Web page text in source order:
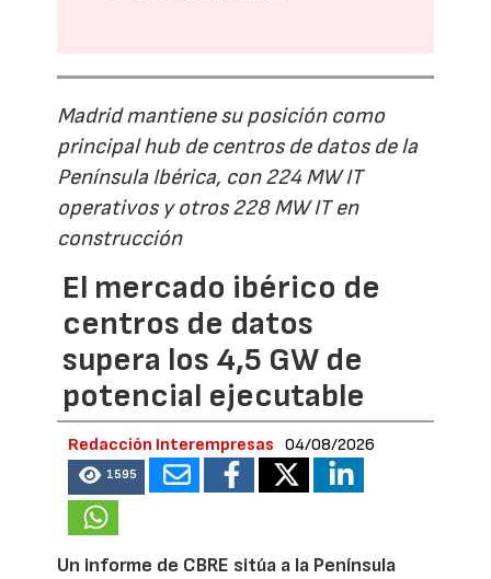
Madrid mantiene su posición como
principal hub de centros de datos de la
Península Ibérica, con 224 MW IT
operativos y otros 228 MW IT en
construcción
El mercado ibérico de
centros de datos
supera los 4,5 GW de
potencial ejecutable
Redacción Interempresas 04/08/2026
1595
Un informe de CBRE sitúa a la Península